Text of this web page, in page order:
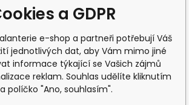
a GDPR
e-shop a partneři potřebují Váš
jednotlivých dat, aby Vám mimo jiné
informace týkající se Vašich zájmů
reklam. Souhlas udělíte kliknutím
políčko "Ano, souhlasím".